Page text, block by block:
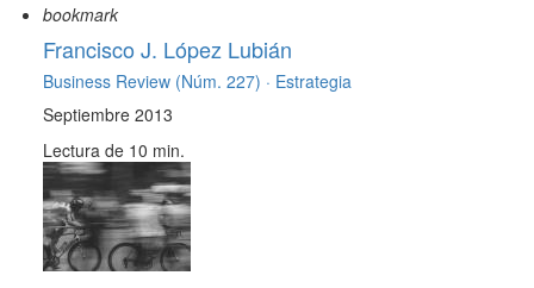
bookmark
Francisco J. López Lubián
Business Review (Núm. 227) · Estrategia
Septiembre 2013
Lectura de 10 min.